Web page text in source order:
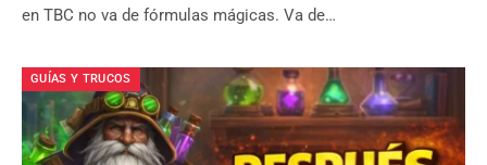
en TBC no va de fórmulas mágicas. Va de…
GUÍAS Y TRUCOS